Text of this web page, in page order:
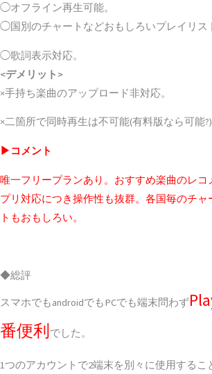
◯オフライン再生可能。
◯国別のチャートなどおもしろいプレイリス
◯歌詞表示対応。
<デメリット>
×手持ち楽曲のアップロード非対応。
×二箇所で同時再生は不可能(有料版なら可能?)
▶コメント
唯一フリープランあり。おすすめ楽曲のレコ
プリ対応につき操作性も抜群。各国毎のチャ
トもおもしろい。
◆総評
スマホでもandroidでもPCでも端末問わず
番便利でした。
1つのアカウントで2端末を別々に使用するこ